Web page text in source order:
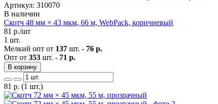
Артикул: 310070
В наличии
Скотч 48 мм × 43 мкм, 66 м, WebPack, коричневый
81 р./шт
1 шт.
Мелкий опт от 137 шт. - 76 р.
Опт от 353 шт. - 71 р.
В корзину
81 р. (1 шт.)